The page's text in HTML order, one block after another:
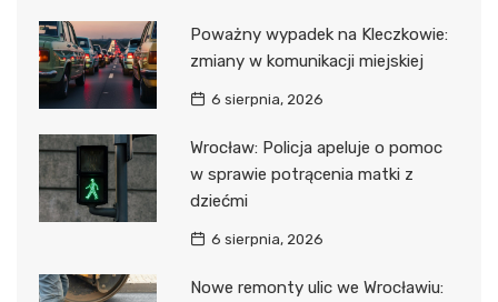
Poważny wypadek na Kleczkowie:
zmiany w komunikacji miejskiej
6 sierpnia, 2026
Wrocław: Policja apeluje o pomoc
w sprawie potrącenia matki z
dziećmi
6 sierpnia, 2026
Nowe remonty ulic we Wrocławiu: